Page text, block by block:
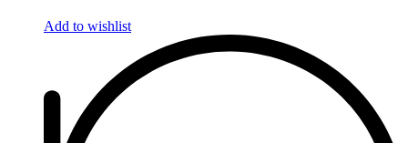
Add to wishlist